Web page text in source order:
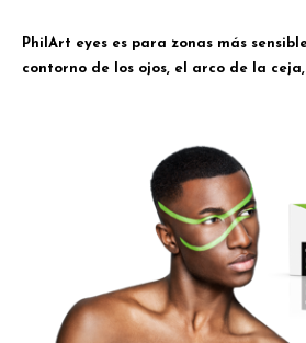
PhilArt eyes es para zonas más
contorno de los ojos, el arco de la